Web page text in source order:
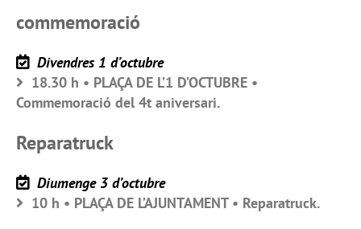
commemoració
Divendres 1 d’octubre
18.30 h • PLAÇA DE L’1 D’OCTUBRE •
Commemoració del 4t aniversari.
Reparatruck
Diumenge 3 d’octubre
10 h • PLAÇA DE L’AJUNTAMENT • Reparatruck.